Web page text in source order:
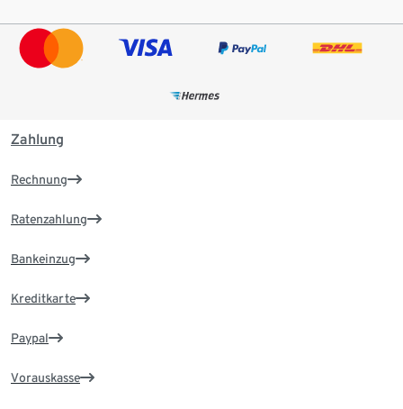
Zahlung
Rechnung
Ratenzahlung
Bankeinzug
Kreditkarte
Paypal
Vorauskasse